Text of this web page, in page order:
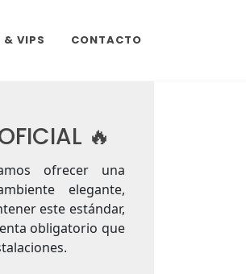
& VIPS CONTACTO
🔥
ofrecer una
elegante,
este estándar,
obligatorio que